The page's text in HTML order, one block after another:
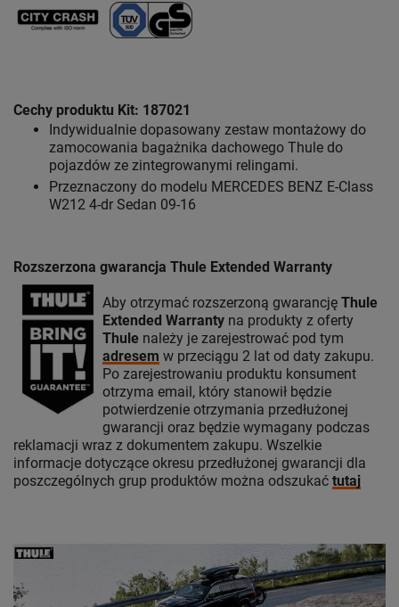
Cechy produktu Kit: 187021
Indywidualnie dopasowany zestaw montażowy do
zamocowania bagażnika dachowego Thule do
pojazdów ze zintegrowanymi relingami.
Przeznaczony do modelu MERCEDES BENZ E-Class
W212 4-dr Sedan 09-16
Rozszerzona gwarancja Thule Extended Warranty
Aby otrzymać rozszerzoną gwarancję Thule
Extended Warranty na produkty z oferty
Thule należy je zarejestrować pod tym
adresem w przeciągu 2 lat od daty zakupu.
Po zarejestrowaniu produktu konsument
otrzyma email, który stanowił będzie
potwierdzenie otrzymania przedłużonej
gwarancji oraz będzie wymagany podczas
reklamacji wraz z dokumentem zakupu. Wszelkie
informacje dotyczące okresu przedłużonej gwarancji dla
poszczególnych grup produktów można odszukać tutaj